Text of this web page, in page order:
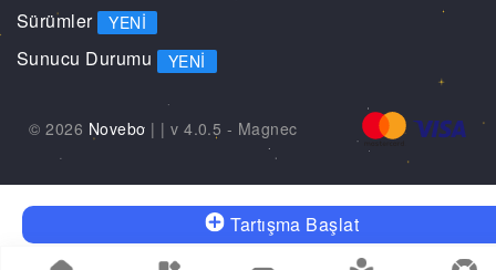
Tartışma Başlat
Sürümler YENI
Sunucu Durumu YENI
© 2026 Novebo | | v 4.0.5 - Magnec